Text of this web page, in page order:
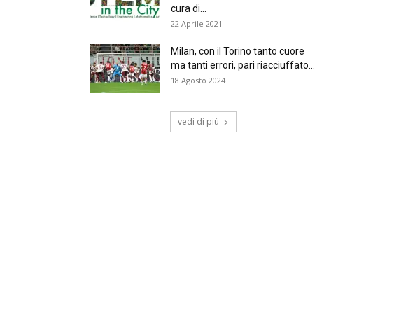
cura di...
22 Aprile 2021
Milan, con il Torino tanto cuore
ma tanti errori, pari riacciuffato...
18 Agosto 2024
vedi di più